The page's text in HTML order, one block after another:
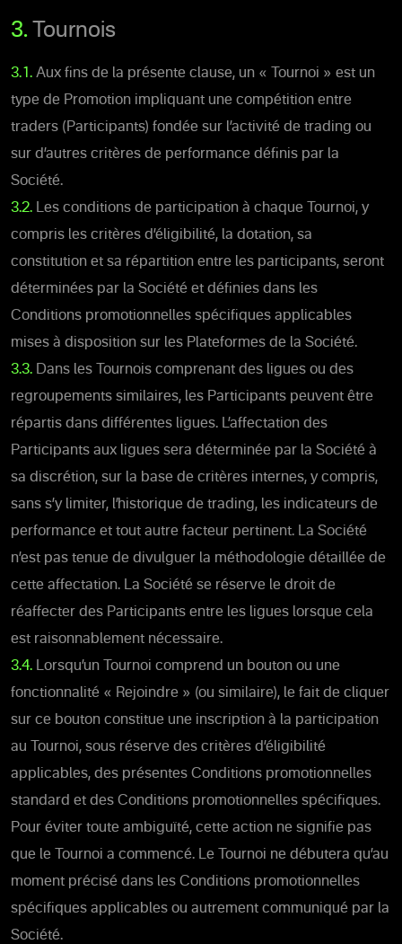
3. Tournois
3.1. Aux fins de la présente clause, un « Tournoi » est un
type de Promotion impliquant une compétition entre
traders (Participants) fondée sur l’activité de trading ou
sur d’autres critères de performance définis par la
Société.
3.2. Les conditions de participation à chaque Tournoi, y
compris les critères d’éligibilité, la dotation, sa
constitution et sa répartition entre les participants, seront
déterminées par la Société et définies dans les
Conditions promotionnelles spécifiques applicables
mises à disposition sur les Plateformes de la Société.
3.3. Dans les Tournois comprenant des ligues ou des
regroupements similaires, les Participants peuvent être
répartis dans différentes ligues. L’affectation des
Participants aux ligues sera déterminée par la Société à
sa discrétion, sur la base de critères internes, y compris,
sans s’y limiter, l’historique de trading, les indicateurs de
performance et tout autre facteur pertinent. La Société
n’est pas tenue de divulguer la méthodologie détaillée de
cette affectation. La Société se réserve le droit de
réaffecter des Participants entre les ligues lorsque cela
est raisonnablement nécessaire.
3.4. Lorsqu’un Tournoi comprend un bouton ou une
fonctionnalité « Rejoindre » (ou similaire), le fait de cliquer
sur ce bouton constitue une inscription à la participation
au Tournoi, sous réserve des critères d’éligibilité
applicables, des présentes Conditions promotionnelles
standard et des Conditions promotionnelles spécifiques.
Pour éviter toute ambiguïté, cette action ne signifie pas
que le Tournoi a commencé. Le Tournoi ne débutera qu’au
moment précisé dans les Conditions promotionnelles
spécifiques applicables ou autrement communiqué par la
Société.